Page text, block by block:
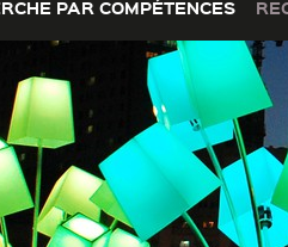
PAR COMPÉTENCES